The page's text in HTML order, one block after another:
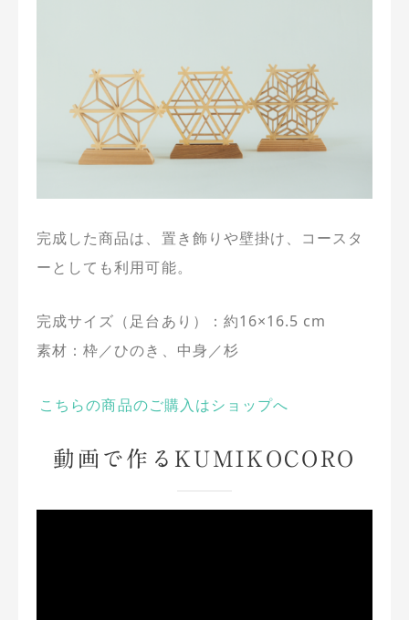
完成した商品は、置き飾りや壁掛け、コースタ
ーとしても利用可能。
完成サイズ（足台あり）：約16×16.5 cm
素材：枠／ひのき、中身／杉
こちらの商品のご購入はショップへ
動画で作るKUMIKOCORO